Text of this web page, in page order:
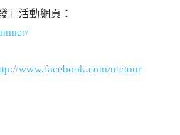
」活動網頁：
www.facebook.com/ntctour